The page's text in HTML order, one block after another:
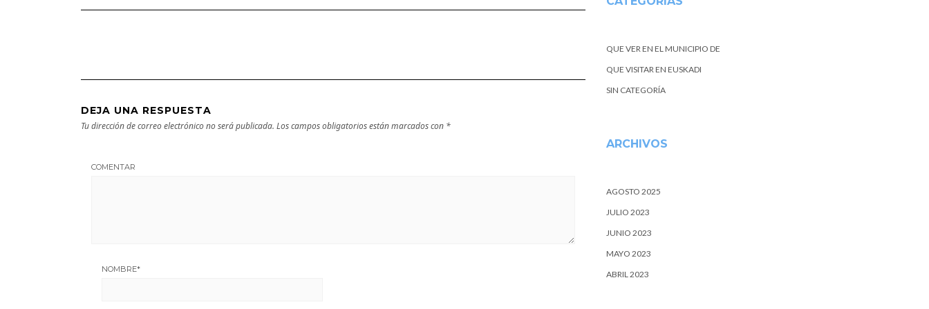
Guía turística y
próxima
DEJA UNA RESPUESTA
Tu dirección de correo electrónico no será publicada. Los campos obligatorios están marcados con *
COMENTAR
NOMBRE*
QUE VER EN EL MUNICIPIO DE
QUE VISITAR EN EUSKADI
SIN CATEGORÍA
ARCHIVOS
AGOSTO 2025
JULIO 2023
JUNIO 2023
MAYO 2023
ABRIL 2023